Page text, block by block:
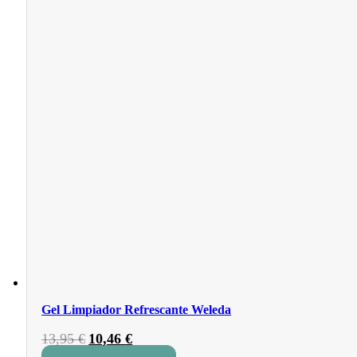
Gel Limpiador Refrescante Weleda
13,95€ El
10,46€El